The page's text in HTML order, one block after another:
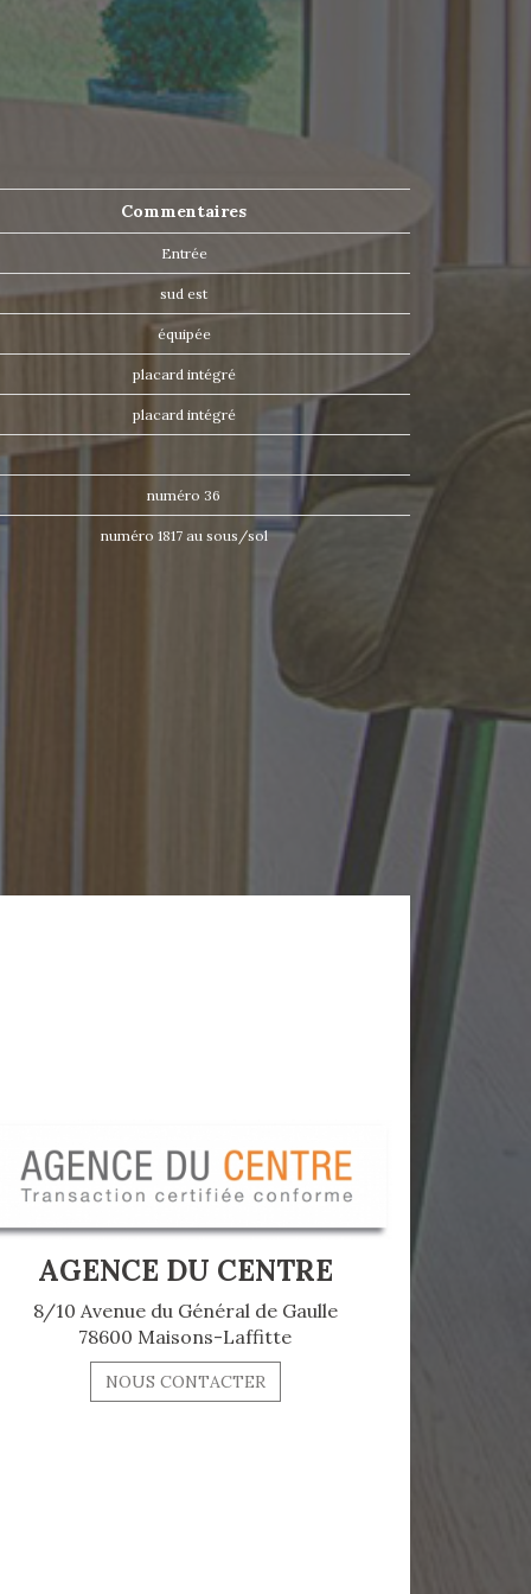
Commentaires
Entrée
sud est
équipée
placard intégré
placard intégré
numéro 36
numéro 1817 au sous/sol
AGENCE DU CENTRE
8/10 Avenue du Général de Gaulle
78600 Maisons-Laffitte
NOUS CONTACTER